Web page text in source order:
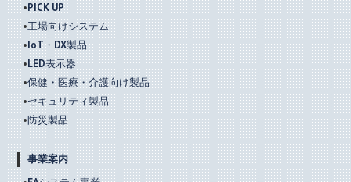
PICK UP
工場向けシステム
IoT・DX製品
LED表示器
保健・医療・介護向け製品
セキュリティ製品
防災製品
事業案内